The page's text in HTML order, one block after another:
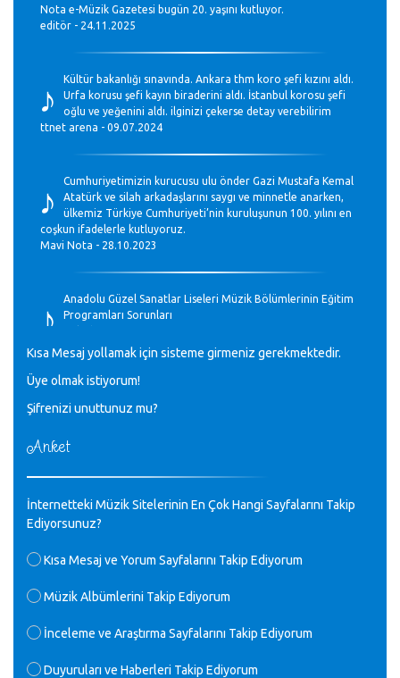
Nota e-Müzik Gazetesi bugün 20. yaşını kutluyor.
editör - 24.11.2025
♪
Kültür bakanlığı sınavında. Ankara thm koro şefi kızını aldı.
Urfa korusu şefi kayın biraderini aldı. İstanbul korosu şefi
oğlu ve yeğenini aldı. ilginizi çekerse detay verebilirim
ttnet arena - 09.07.2024
♪
Cumhuriyetimizin kurucusu ulu önder Gazi Mustafa Kemal
Atatürk ve silah arkadaşlarını saygı ve minnetle anarken,
ülkemiz Türkiye Cumhuriyeti’nin kuruluşunun 100. yılını en
coşkun ifadelerle kutluyoruz.
Mavi Nota - 28.10.2023
♪
Anadolu Güzel Sanatlar Liseleri Müzik Bölümlerinin Eğitim
Programları Sorunları
♪
GEÇMİŞ OLSUN TÜRKİYE!
Mavi Nota - 07.02.2023
♪
30 yıl sonra karşılaşmak çok güzel Kurtuluş, teveccüh
M.Semih Baylan - 08.01.2023
♪
Değerli Müfit hocama en içten sevgi saygılarımı iletin
yaptım.1994 yılında derginin bu daldaki ödülüne layık
görülmüştüm evde yıllar sonra plaketi buldum hadi bir
de verdiği ödülü değerli hocam arşivinde fotoğraf larımız ile
herkese en derin saygılarımı sunarım.Ne olur hocamın
Kısa Mesaj yollamak için sisteme girmeniz gerekmektedir.
Üye olmak istiyorum!
Şifrenizi unuttunuz mu?
Anket
İnternetteki Müzik Sitelerinin En Çok Hangi Sayfalarını Takip
Ediyorsunuz?
Kısa Mesaj ve Yorum Sayfalarını Takip Ediyorum
Müzik Albümlerini Takip Ediyorum
İnceleme ve Araştırma Sayfalarını Takip Ediyorum
Duyuruları ve Haberleri Takip Ediyorum